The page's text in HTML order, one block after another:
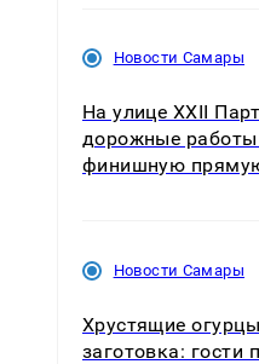
Новости Самары
На улице XXII
дорожные
финишную
Новости Самары
Хрустящие
заготовка: гости